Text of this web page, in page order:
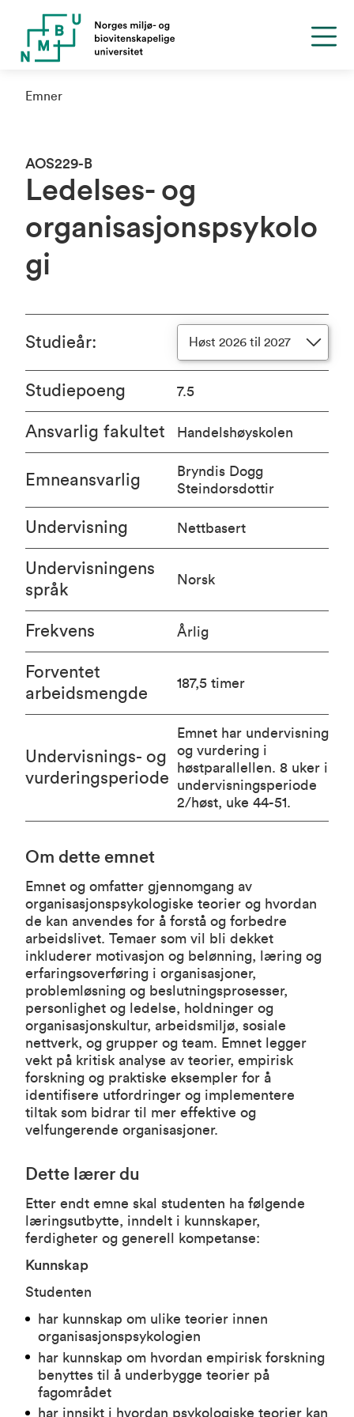
Emner
AOS229-B
Ledelses- og
organisasjonspsykolo
gi
Om dette emnet
Emnet og omfatter gjennomgang av
organisasjonspsykologiske teorier og hvordan
de kan anvendes for å forstå og forbedre
arbeidslivet. Temaer som vil bli dekket
inkluderer motivasjon og belønning, læring og
erfaringsoverføring i organisasjoner,
problemløsning og beslutningsprosesser,
personlighet og ledelse, holdninger og
organisasjonskultur, arbeidsmiljø, sosiale
nettverk, og grupper og team. Emnet legger
vekt på kritisk analyse av teorier, empirisk
forskning og praktiske eksempler for å
identifisere utfordringer og implementere
tiltak som bidrar til mer effektive og
velfungerende organisasjoner.
Dette lærer du
Etter endt emne skal studenten ha følgende
læringsutbytte, inndelt i kunnskaper,
ferdigheter og generell kompetanse:
Kunnskap
Studenten
har kunnskap om ulike teorier innen
organisasjonspsykologien
har kunnskap om hvordan empirisk forskning
benyttes til å underbygge teorier på
fagområdet
har innsikt i hvordan psykologiske teorier kan
Studieår: Høst 2026 til 2027
Studiepoeng 7.5
Ansvarlig fakultet Handelshøyskolen
Emneansvarlig
Bryndis Dogg
Steindorsdottir
Undervisning Nettbasert
Undervisningens
språk
Norsk
Frekvens Årlig
Forventet
arbeidsmengde
187,5 timer
Undervisnings- og
vurderingsperiode
Emnet har undervisning
og vurdering i
høstparallellen. 8 uker i
undervisningsperiode
2/høst, uke 44-51.